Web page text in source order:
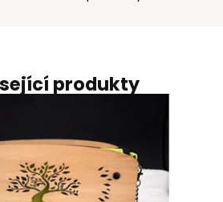
produkty